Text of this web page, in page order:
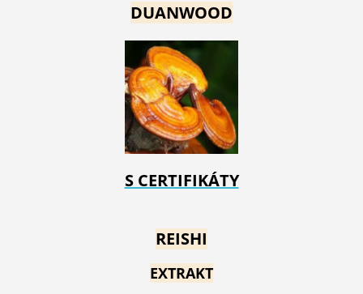
DUANWOOD
S CERTIFIKÁTY
REISHI
EXTRAKT